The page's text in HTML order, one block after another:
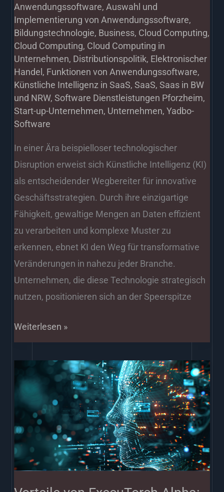
Anwendungssoftware,Auswahl und
Implementierung von Anwendungssoftware,
Bildungstechnologie, Business, Cloud Computing,
Cloud Computing, Cloud Computing in
Unternehmen, Distributionspolitik, Elektronischer
Handel, Funktionen von Anwendungssoftware,
Künstliche Intelligenz in SaaS,SaaS,Saas in BW
und NRW,Software Dienstleistungen Pforzheim,
Start-up-Unternehmen, Unternehmen,Yadbo-
Software
In einer Ära beispielloser technologischer
Disruption erweist sich Künstliche Intelligenz (KI)
als entscheidender Wegbereiter für innovative
Geschäftsstrategien. Durch ihre einzigartige
Fähigkeit, gewaltige Mengen an Daten effizient
zu verarbeiten und komplexe Muster zu
erkennen, ebnet KI den Weg für transformative
Veränderungen in nahezu jeder Branche.
Unternehmen, die diese Technologie strategisch
nutzen, positionieren sich an der Speerspitze
Weiterlesen »
von
ExecuTorch
Alpha:
LLMs
auf
Edge-